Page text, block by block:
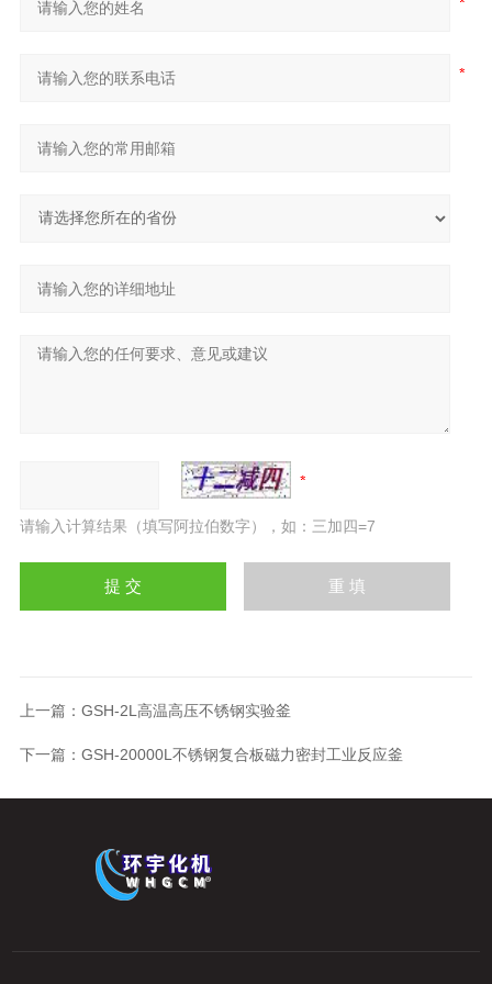
请输入计算结果（填写阿拉伯数字），如：三加四=7
上一篇： GSH-2L高温高压不锈钢实验釜
下一篇： GSH-20000L不锈钢复合板磁力密封工业反应釜